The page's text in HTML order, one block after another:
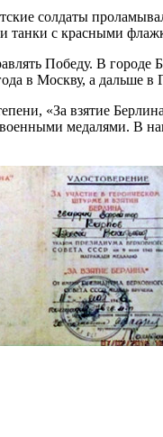
солдаты
с красными
Победу. В городе
в Москву, а дальше в
«За взятие
медалями. В